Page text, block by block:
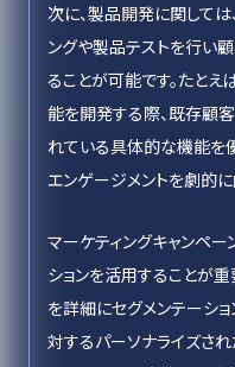
次に、製品開発に関しては
ングや製品テストを行い
ることが可能です。たとえ
能を開発する際、既存顧
れている具体的な機能を
エンゲージメントを劇的に
マーケティングキャンペ
ションを活用することが
を詳細にセグメンテーシ
対するパーソナライズさ